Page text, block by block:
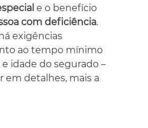
e o benefício
com deficiência.
exigências
ao tempo mínimo
idade do segurado –
em detalhes, mais a